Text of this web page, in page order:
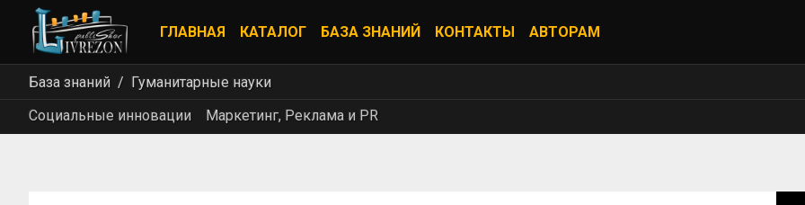
ГЛАВНАЯ КАТАЛОГ БАЗА ЗНАНИЙ КОНТАКТЫ АВТОРАМ
База знаний
Гуманитарные науки
Социальные инновации
Маркетинг, Реклама и PR